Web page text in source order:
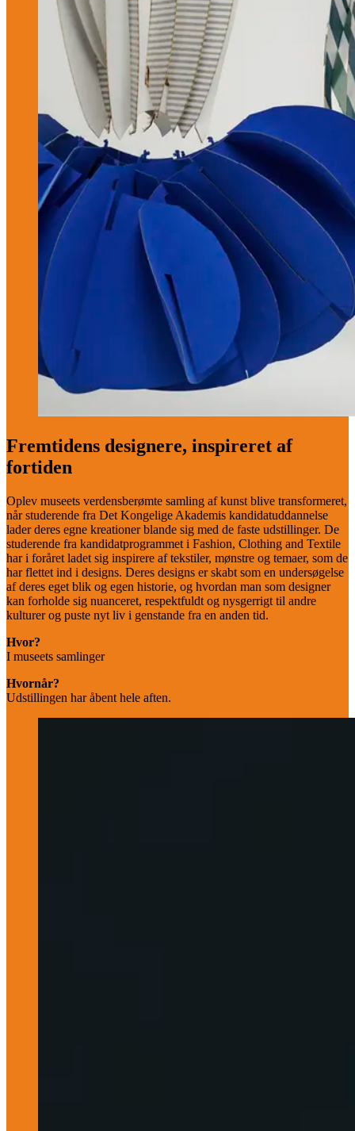
Fremtidens designere, inspireret af
fortiden
Oplev museets verdensberømte samling af kunst blive transformeret,
når studerende fra Det Kongelige Akademis kandidatuddannelse
lader deres egne kreationer blande sig med de faste udstillinger. De
studerende fra kandidatprogrammet i Fashion, Clothing and Textile
har i foråret ladet sig inspirere af tekstiler, mønstre og temaer, som de
har flettet ind i designs. Deres designs er skabt som en undersøgelse
af deres eget blik og egen historie, og hvordan man som designer
kan forholde sig nuanceret, respektfuldt og nysgerrigt til andre
kulturer og puste nyt liv i genstande fra en anden tid.
Hvor?
I museets samlinger
Hvornår?
Udstillingen har åbent hele aften.